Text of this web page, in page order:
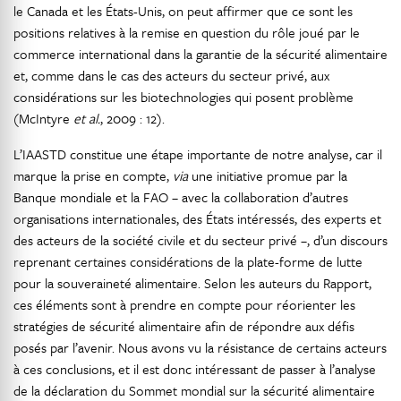
le Canada et les États-Unis, on peut affirmer que ce sont les
positions relatives à la remise en question du rôle joué par le
commerce international dans la garantie de la sécurité alimentaire
et, comme dans le cas des acteurs du secteur privé, aux
considérations sur les biotechnologies qui posent problème
(McIntyre et al., 2009 : 12).
L’IAASTD constitue une étape importante de notre analyse, car il
marque la prise en compte, viaune initiative promue par la
Banque mondiale et la FAO – avec la collaboration d’autres
organisations internationales, des États intéressés, des experts et
des acteurs de la société civile et du secteur privé –, d’un discours
reprenant certaines considérations de la plate-forme de lutte
pour la souveraineté alimentaire. Selon les auteurs du Rapport,
ces éléments sont à prendre en compte pour réorienter les
stratégies de sécurité alimentaire afin de répondre aux défis
posés par l’avenir. Nous avons vu la résistance de certains acteurs
à ces conclusions, et il est donc intéressant de passer à l’analyse
de la déclaration du Sommet mondial sur la sécurité alimentaire